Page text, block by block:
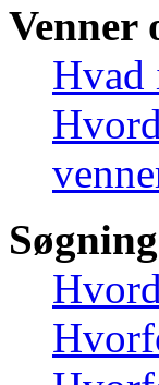
Venner
Hvad